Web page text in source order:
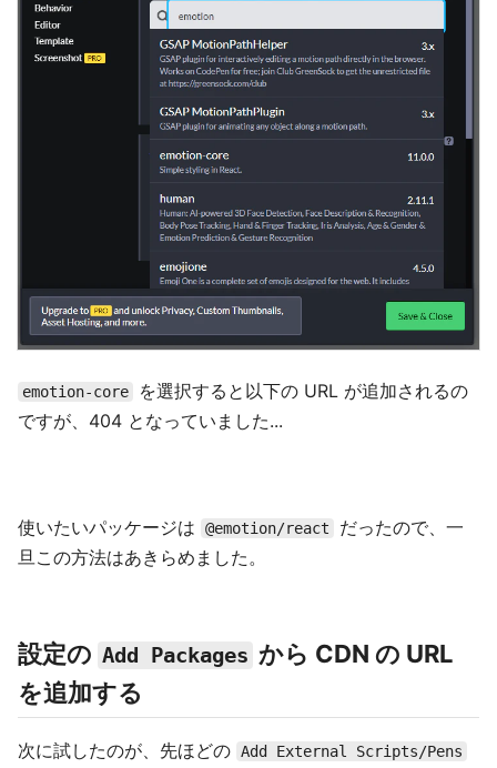
emotion-core
を選択すると以下の URL が追加されるの
ですが、404 となっていました...
使いたいパッケージは @emotion/react
だったので、一
旦この方法はあきらめました。
設定の Add Packages から CDN の URL
を追加する
次に試したのが、先ほどの Add External Scripts/Pens